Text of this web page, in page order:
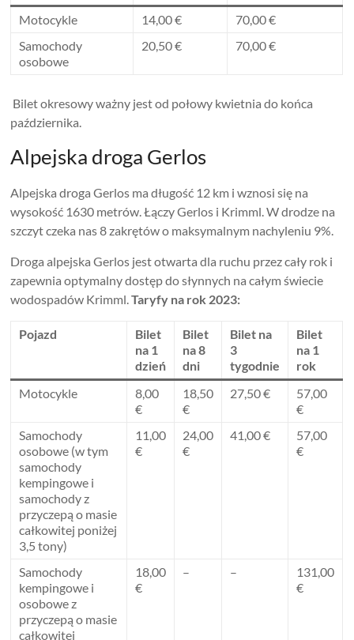
Motocykle 14,00 €
70,00 €
Samochody
osobowe
20,50 € 70,00 €
Bilet okresowy ważny jest od połowy kwietnia do końca
października.
Alpejska droga Gerlos
Alpejska droga Gerlos ma długość 12 km i wznosi się na
wysokość 1630 metrów. Łączy Gerlos i Krimml. W drodze na
szczyt czeka nas 8 zakrętów o maksymalnym nachyleniu 9%.
Droga alpejska Gerlos jest otwarta dla ruchu przez cały rok i
zapewnia optymalny dostęp do słynnych na całym świecie
wodospadów Krimml.Taryfy na rok 2023:
Pojazd
Bilet
na 1
dzień
Bilet
na 8
dni
Bilet na
3
tygodnie
Bilet
na 1
rok
Motocykle
8,00
€
18,50
€
27,50 €
57,00
€
Samochody
osobowe (w tym
samochody
kempingowe i
samochody z
przyczepą o masie
całkowitej poniżej
3,5 tony)
11,00
€
24,00
€
41,00 €
57,00
€
Samochody
kempingowe i
osobowe z
przyczepą o masie
całkowitej
18,00
€
– –
131,00
€